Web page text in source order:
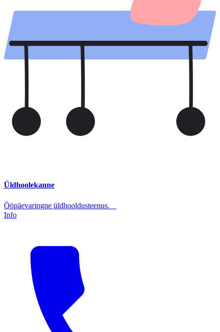
Üldhoolekanne
Ööpäevaringne üldhooldusteenus.
Info